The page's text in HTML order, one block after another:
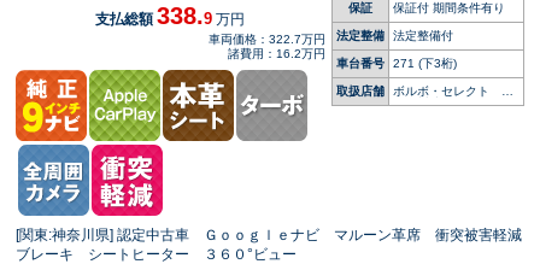
保証 保証付 期間条件有り
法定整備 法定整備付
車台番号 271 (下3桁)
取扱店舗
ボルボ・セレクト 大
田・川崎
支払総額338.9 万円
車両価格：322.7万円
諸費用：16.2万円
[関東:神奈川県] 認定中古車 Ｇｏｏｇｌｅナビ マルーン革席 衝突被害軽減
ブレーキ シートヒーター ３６０°ビュー